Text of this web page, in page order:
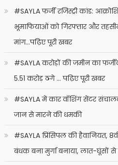
#SAYLA फर्जी रजिस्ट्री कांड:
भूमाफियाओं को गिरफ्तार और
मांग…पढ़िए पूरी खबर
#SAYLA करोड़ों की जमीन का
5.51 करोड़ ठगे … पढ़िए पूरी खबर
#SAYLA में कार वॉशिंग सेंटर
जान से मारने की धमकी
#SAYLA प्रिंसिपल की हैवानियत,
बंधक बना मुर्गा बनाया, लात-घूंसों से